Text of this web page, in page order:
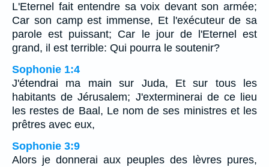
L'Eternel fait entendre sa voix devant son armée;
Car son camp est immense, Et l'exécuteur de sa
parole est puissant; Car le jour de l'Eternel est
grand, il est terrible: Qui pourra le soutenir?
Sophonie 1:4
J'étendrai ma main sur Juda, Et sur tous les
habitants de Jérusalem; J'exterminerai de ce lieu
les restes de Baal, Le nom de ses ministres et les
prêtres avec eux,
Sophonie 3:9
Alors je donnerai aux peuples des lèvres pures,